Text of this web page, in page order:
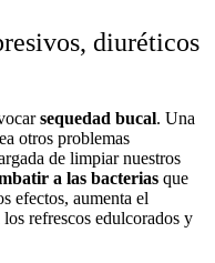
diuréticos
sequedad bucal. Una
otros problemas
de limpiar nuestros
a las bacterias que
efectos, aumenta el
refrescos edulcorados y